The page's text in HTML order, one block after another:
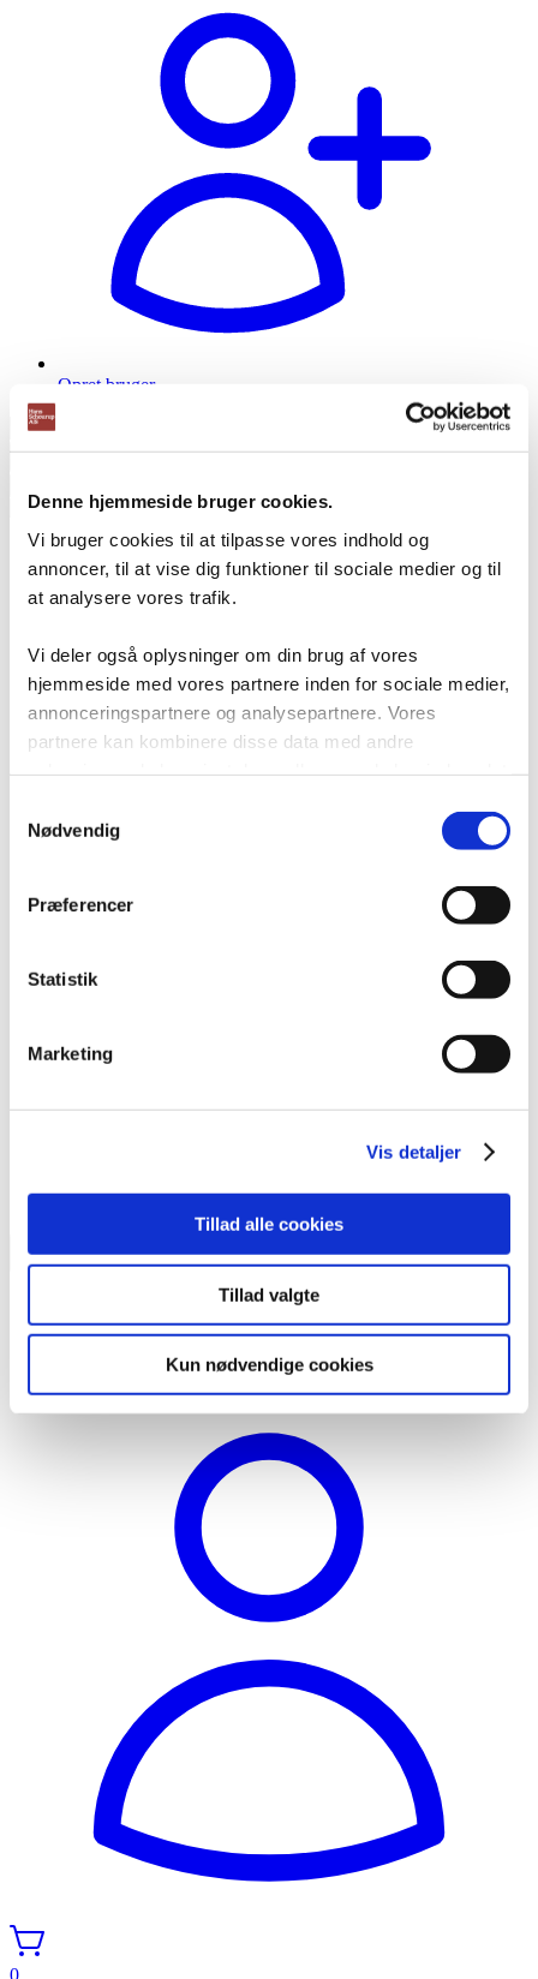
Denne hjemmeside bruger cookies.
Vi bruger cookies til at tilpasse vores indhold og
annoncer, til at vise dig funktioner til sociale medier og til
at analysere vores trafik.
Vi deler også oplysninger om din brug af vores
hjemmeside med vores partnere inden for sociale medier,
annonceringspartnere og analysepartnere. Vores
partnere kan kombinere disse data med andre
Nødvendig
Præferencer
Statistik
Marketing
Vis detaljer
Tillad alle cookies
Tillad valgte
Kun nødvendige cookies
Opret bruger
Products
Projektløsninger
Cases
Nyheder
Blog
Download
Kontakt/Info
English
0